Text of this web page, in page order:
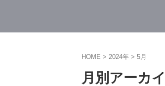
HOME > 2024年 > 5月
月別アーカ